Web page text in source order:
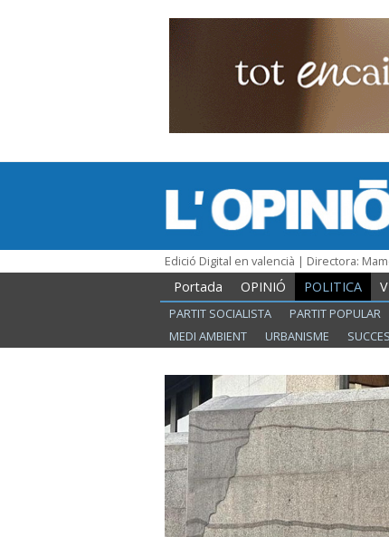
Edició Digital en valencià | Directora:
Portada OPINIÓ POLITICA
PARTIT SOCIALISTA PARTIT POPULAR
MEDI AMBIENT
URBANISME